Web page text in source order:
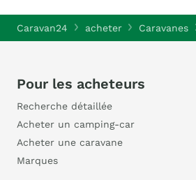
Caravan24 acheter Caravanes
Pour les acheteurs
Recherche détaillée
Acheter un camping-car
Acheter une caravane
Marques